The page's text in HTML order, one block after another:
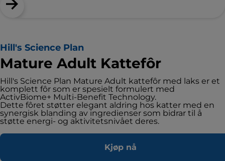
Hill's Science Plan
Mature Adult Kattefôr
Hill's Science Plan Mature Adult kattefôr med laks er et
komplett fôr som er spesielt formulert med
ActivBiome+ Multi-Benefit Technology.
Dette fôret støtter elegant aldring hos katter med en
synergisk blanding av ingredienser som bidrar til å
støtte energi- og aktivitetsnivået deres.
Kjøp nå